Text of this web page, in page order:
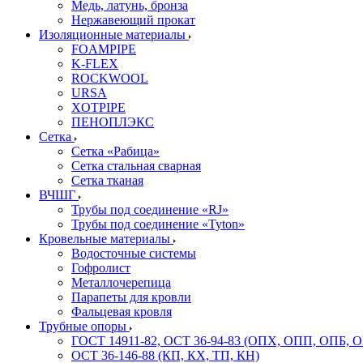
Медь, латунь, бронза
Нержавеющий прокат
Изоляционные материалы
FOAMPIPE
K-FLEX
ROCKWOOL
URSA
XOTPIPE
ПЕНОПЛЭКС
Сетка
Сетка «Рабица»
Сетка стальная сварная
Сетка тканая
ВЧШГ
Трубы под соединение «RJ»
Трубы под соединение «Tyton»
Кровельные материалы
Водосточные системы
Гофролист
Металлочерепица
Парапеты для кровли
Фальцевая кровля
Трубные опоры
ГОСТ 14911-82, ОСТ 36-94-83 (ОПХ, ОПП, ОПБ,
ОСТ 36-146-88 (КП, КХ, ТП, КН)